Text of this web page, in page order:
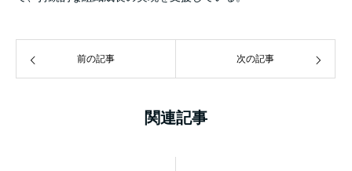
前の記事 次の記事
関連記事